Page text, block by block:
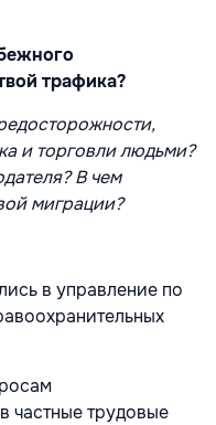
трафика?
и торговли людьми?
В чем
миграции?
в управление по
частные трудовые